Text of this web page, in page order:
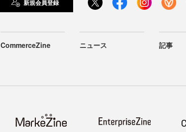
新規会員登録
CommerceZine ニュース 記事